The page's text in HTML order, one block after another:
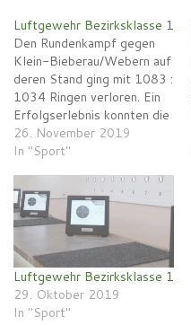
Luftgewehr Bezirksklasse 1
Den Rundenkampf gegen
Klein-Bieberau/Webern auf
deren Stand ging mit 1083 :
1034 Ringen verloren. Ein
Erfolgserlebnis konnten die
Schützen beim letzten
Vorrunden-Wettkampf
eigenem Stand verbuchen,
der Wettkampf ging zu
Gunsten von Reinheim aus
und zwar knapp mit 1046 :
1043 Ringen. Die
Einzelergebnisse: Thomas
Knapp 366 ,…
26. November 2019
In "Sport"
Luftgewehr Bezirksklasse 1
29. Oktober 2019
In "Sport"